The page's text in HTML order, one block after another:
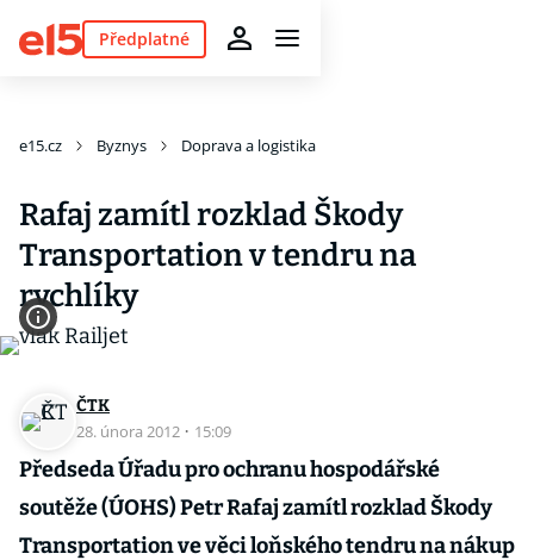
Předplatné
e15.cz Byznys Doprava a logistika
Rafaj zamítl rozklad Škody
Transportation v tendru na
rychlíky
ČTK
28. února 2012 · 15:09
Předseda Úřadu pro ochranu hospodářské
soutěže (ÚOHS) Petr Rafaj zamítl rozklad Škody
Transportation ve věci loňského tendru na nákup